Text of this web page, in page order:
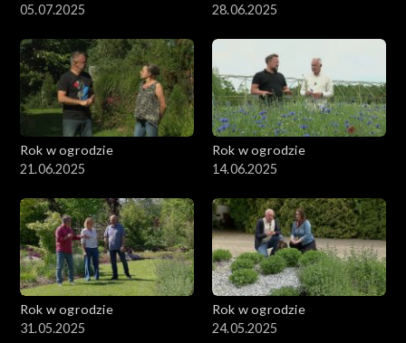
05.07.2025
28.06.2025
Rok w ogrodzie
21.06.2025
Rok w ogrodzie
14.06.2025
Rok w ogrodzie
31.05.2025
Rok w ogrodzie
24.05.2025